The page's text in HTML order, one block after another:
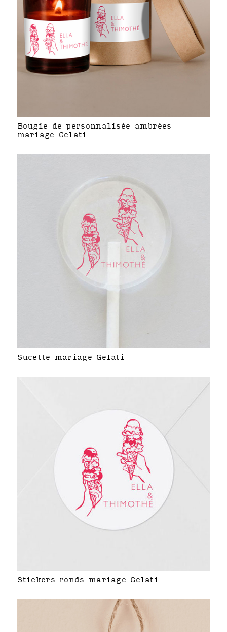
Bougie de personnalisée ambrées
mariage Gelati
Sucette mariage Gelati
Stickers ronds mariage Gelati